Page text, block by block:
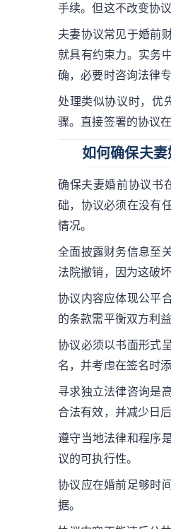
手续。但这不改变协
夫妻协议常见于婚前
就具有约束力。实务
确，必要时咨询法律
处理类似协议时，优
骤。直接签署的协议
如何确保夫妻
确保夫妻婚前协议书
础，协议必须在没有
情况。
全面披露财务信息至
法院撤销，因为这破
协议内容应体现公平
的条款需平衡双方利
协议必须以书面形式
名，并考虑在签名时添
寻求独立法律咨询是
合法有效，并减少日后
遵守当地法律和程序
议的可执行性。
协议应在婚前足够时
据。